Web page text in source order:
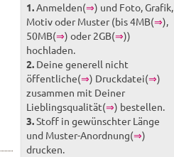
1.Anmelden(⇒) und Foto, Grafik,
Motiv oder Muster (bis 4MB(⇒),
50MB(⇒) oder 2GB(⇒))
hochladen.
2. Deine generell nicht
öffentliche(⇒) Druckdatei(⇒)
zusammen mit Deiner
Lieblingsqualität(⇒) bestellen.
3.Stoff in gewünschter Länge
und Muster-Anordnung(⇒)
drucken.